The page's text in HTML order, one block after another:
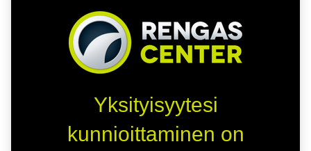
Yksityisyytesi
kunnioittaminen on